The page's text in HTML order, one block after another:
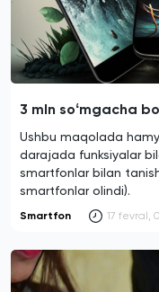
3 mln soʻmgacha
Ushbu maqolada
darajada funksiyalar
smartfonlar bilan
smartfonlar olindi).
Smartfon 17 fevral,